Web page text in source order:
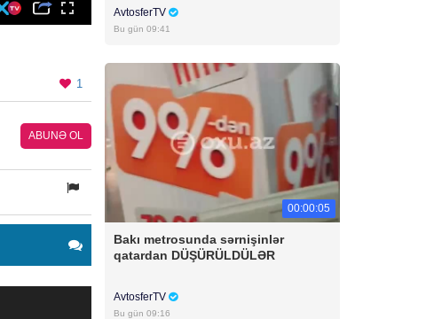
1
ABUNƏ OL
AvtosferTV
Bu gün 09:41
00:00:05
Bakı metrosunda sərnişinlər
qatardan DÜŞÜRÜLDÜLƏR
AvtosferTV
Bu gün 09:16